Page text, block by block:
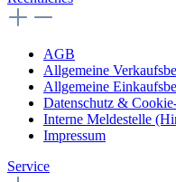
AGB
Allgemeine
Allgemeine
Datenschutz &
Interne Meldestelle
Impressum
Service